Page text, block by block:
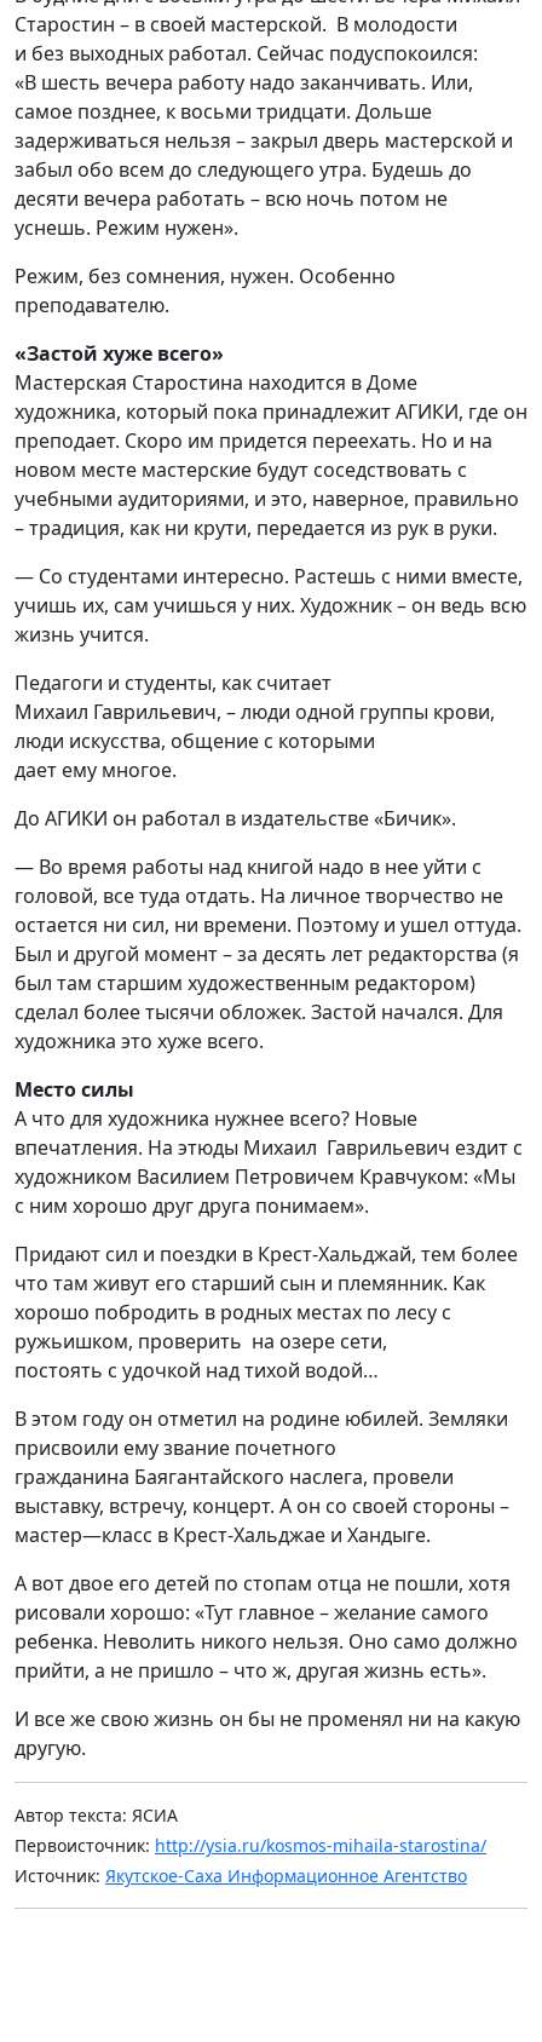
Старостин – в своей мастерской. В молодости
и без выходных работал. Сейчас подуспокоился:
«В шесть вечера работу надо заканчивать. Или,
самое позднее, к восьми тридцати. Дольше
задерживаться нельзя – закрыл дверь мастерской и
забыл обо всем до следующего утра. Будешь до
десяти вечера работать – всю ночь потом не
уснешь. Режим нужен».
Режим, без сомнения, нужен. Особенно
преподавателю.
«Застой хуже всего»
Мастерская Старостина находится в Доме
художника, который пока принадлежит АГИКИ, где он
преподает. Скоро им придется переехать. Но и на
новом месте мастерские будут соседствовать с
учебными аудиториями, и это, наверное, правильно
– традиция, как ни крути, передается из рук в руки.
— Со студентами интересно. Растешь с ними вместе,
учишь их, сам учишься у них. Художник – он ведь всю
жизнь учится.
Педагоги и студенты, как считает
Михаил Гаврильевич, – люди одной группы крови,
люди искусства, общение с которыми
дает ему многое.
До АГИКИ он работал в издательстве «Бичик».
— Во время работы над книгой надо в нее уйти с
головой, все туда отдать. На личное творчество не
остается ни сил, ни времени. Поэтому и ушел оттуда.
Был и другой момент – за десять лет редакторства (я
был там старшим художественным редактором)
сделал более тысячи обложек. Застой начался. Для
художника это хуже всего.
Место силы
А что для художника нужнее всего? Новые
впечатления. На этюды Михаил Гаврильевич ездит с
художником Василием Петровичем Кравчуком: «Мы
с ним хорошо друг друга понимаем».
Придают сил и поездки в Крест-Хальджай, тем более
что там живут его старший сын и племянник. Как
хорошо побродить в родных местах по лесу с
ружьишком, проверить на озере сети,
постоять с удочкой над тихой водой…
В этом году он отметил на родине юбилей. Земляки
присвоили ему звание почетного
гражданина Баягантайского наслега, провели
выставку, встречу, концерт. А он со своей стороны –
мастер—класс в Крест-Хальджае и Хандыге.
А вот двое его детей по стопам отца не пошли, хотя
рисовали хорошо: «Тут главное – желание самого
ребенка. Неволить никого нельзя. Оно само должно
прийти, а не пришло – что ж, другая жизнь есть».
И все же своюжизнь он бы не променял ни на какую
другую.
Автор текста: ЯСИА
Первоисточник: http://ysia.ru/kosmos-mihaila-starostina/
Источник: Якутское-Саха Информационное Агентство